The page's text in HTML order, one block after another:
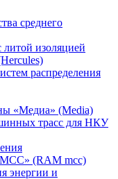
среднего
изоляцией
распределения
«Медиа» (Media)
трасс для НКУ
МСС» (RAM mcc)
энергии и